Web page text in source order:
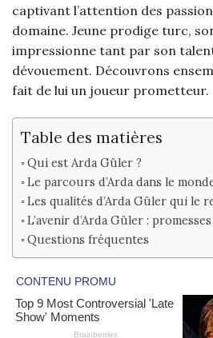
captivant l’attention des
domaine. Jeune prodige turc,
impressionne tant par son
dévouement. Découvrons
fait de lui un joueur prometteur.
Table des matières
Qui est Arda Güler ?
Le parcours d’Arda dans le
Les qualités d’Arda Güler qui le
L’avenir d’Arda Güler :
Questions fréquentes